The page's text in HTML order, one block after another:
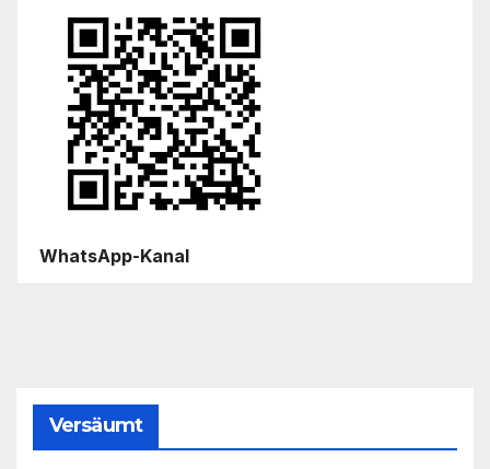
WhatsApp-Kanal
Versäumt